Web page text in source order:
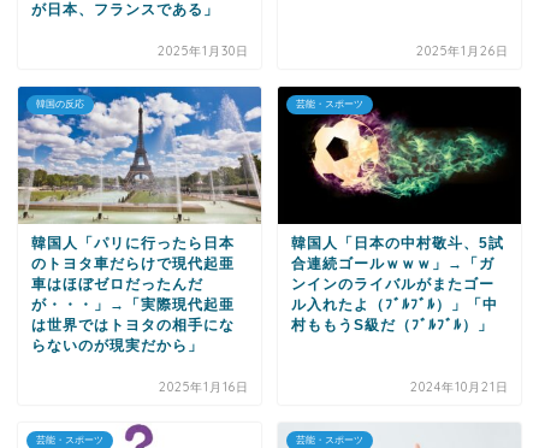
が日本、フランスである」
2025年1月30日 2025年1月26日
韓国の反応
韓国人「パリに行ったら日本
のトヨタ車だらけで現代起亜
車はほぼゼロだったんだ
が・・・」→「実際現代起亜
は世界ではトヨタの相手にな
らないのが現実だから」
2025年1月16日
芸能・スポーツ
韓国人「日本の中村敬斗、5試
合連続ゴールｗｗｗ」→「ガ
ンインのライバルがまたゴー
ル入れたよ（ﾌﾞﾙﾌﾞﾙ）」「中
村ももうS級だ（ﾌﾞﾙﾌﾞﾙ）」
2024年10月21日
芸能・スポーツ 芸能・スポーツ